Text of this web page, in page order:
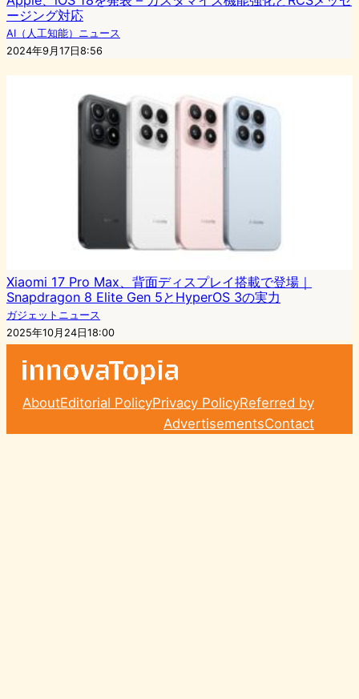
ージング対応
AI（人工知能）ニュース
2024年9月17日8:56
Xiaomi 17 Pro Max、背面ディスプレイ搭載で登場｜
Snapdragon 8 Elite Gen 5とHyperOS 3の実力
ガジェットニュース
2025年10月24日18:00
AboutEditorial PolicyPrivacy PolicyReferred by
AdvertisementsContact